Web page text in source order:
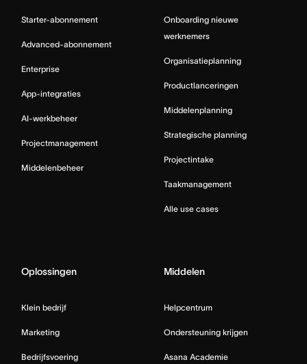
Starter-abonnement
Advanced-abonnement
Enterprise
App-integraties
AI-werkbeheer
Projectmanagement
Middelenbeheer
Onboarding nieuwe
werknemers
Organisatieplanning
Productlanceringen
Middelenplanning
Strategische planning
Projectintake
Taakmanagement
Alle use cases
Oplossingen
Klein bedrijf
Marketing
Bedrijfsvoering
Middelen
Helpcentrum
Ondersteuning krijgen
Asana Academie